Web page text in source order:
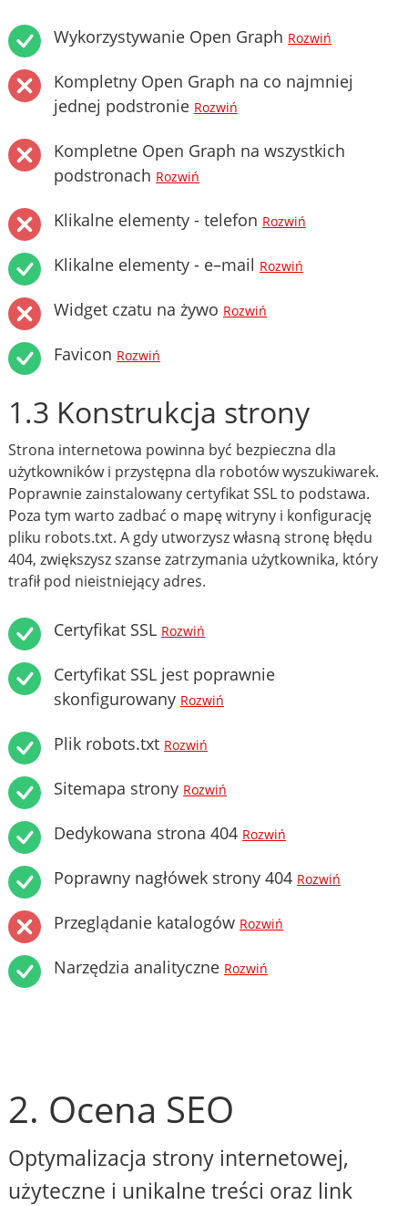
Wykorzystywanie Open Graph Rozwiń
Kompletny Open Graph na co najmniej
jednej podstronie Rozwiń
Kompletne Open Graph na wszystkich
podstronach Rozwiń
Klikalne elementy - telefon Rozwiń
Klikalne elementy - e–mail Rozwiń
Widget czatu na żywo Rozwiń
Favicon Rozwiń
1.3 Konstrukcja strony
Strona internetowa powinna być bezpieczna dla
użytkowników i przystępna dla robotów wyszukiwarek.
Poprawnie zainstalowany certyfikat SSL to podstawa.
Poza tym warto zadbać o mapę witryny i konfigurację
pliku robots.txt. A gdy utworzysz własną stronę błędu
404, zwiększysz szanse zatrzymania użytkownika, który
trafił pod nieistniejący adres.
Certyfikat SSL Rozwiń
Certyfikat SSL jest poprawnie
skonfigurowany Rozwiń
Plik robots.txt Rozwiń
Sitemapa strony Rozwiń
Dedykowana strona 404 Rozwiń
Poprawny nagłówek strony 404 Rozwiń
Przeglądanie katalogów Rozwiń
Narzędzia analityczne Rozwiń
2. Ocena SEO
Optymalizacja strony internetowej,
użyteczne i unikalne treści oraz link